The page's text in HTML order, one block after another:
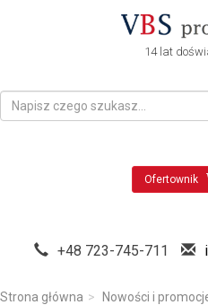
14 lat
Ofertownik
+48 723-745-711
Strona główna Nowości i